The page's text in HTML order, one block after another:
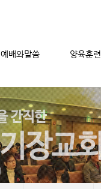
예배와말씀 양육훈련